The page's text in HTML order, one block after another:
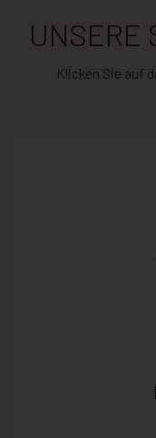
UNSERE
Klicken Sie auf